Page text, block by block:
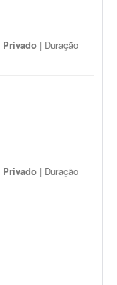
Privado | Duração
Privado | Duração